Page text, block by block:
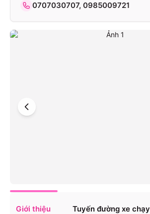
0707030707, 0985009721
Giới thiệu Tuyến đường xe chạy